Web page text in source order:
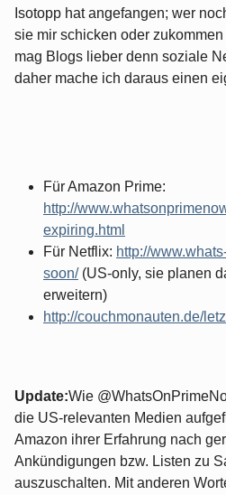
Isotopp hat angefangen; wer
sie mir schicken oder
mag Blogs lieber denn soziale
daher mache ich daraus einen
Für Amazon Prime:
http://
expiring.html
Für Netflix: http://
soon/(US-only, sie planen
erweitern)
http://couchmonauten.de/
Update:Wie
die US-relevanten Medien
Amazon ihrer Erfahrung nach
Ankündigungen bzw. Listen zu
auszuschalten. Mit anderen